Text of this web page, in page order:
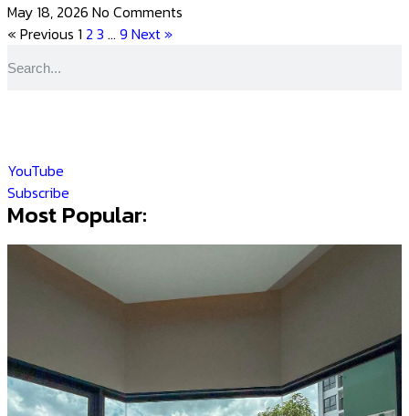
May 18, 2026 No Comments
« Previous 1 2 3 … 9 Next »
YouTube
Subscribe
Most Popular: